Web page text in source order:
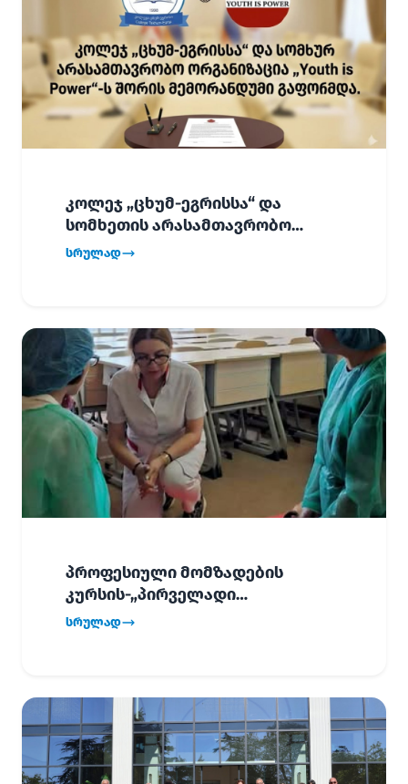
კოლეჯ „ცხუმ-ეგრისსა“ და
სომხეთის არასამთავრობო
ორგანიზაცია „Youth is Power“-ს
სრულად
პროფესიული მომზადების
კურსის-„პირველადი
გადაუდებელი დახმარება“,
სრულად